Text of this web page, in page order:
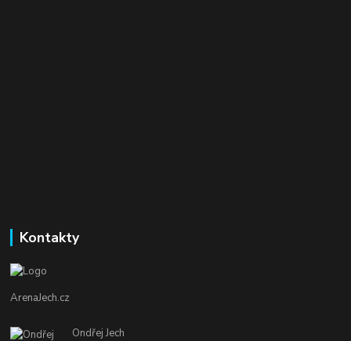
Kontakty
ArenaJech.cz
Ondřej Jech